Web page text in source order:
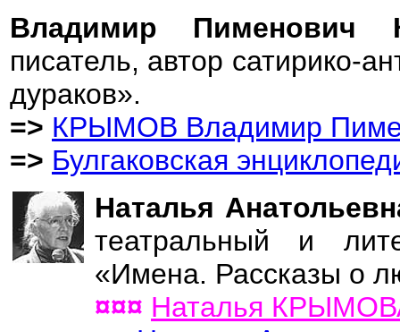
Владимир
писатель, автор сатирико-
дураков».
=> КРЫМОВ Владимир
=> Булгаковская
Наталья
театральный и
«Имена. Рассказы о
¤¤¤ Наталья